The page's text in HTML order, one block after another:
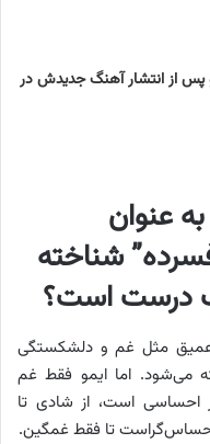
از انتشار آهنگ جدیدش در
عنوان
شناخته
درست است؟
عمیق مثل غم و دلشکستگی
می‌شود. اما ایمو فقط غم
احساسی است، از شادی تا
احساس‌گراست تا فقط غمگین.